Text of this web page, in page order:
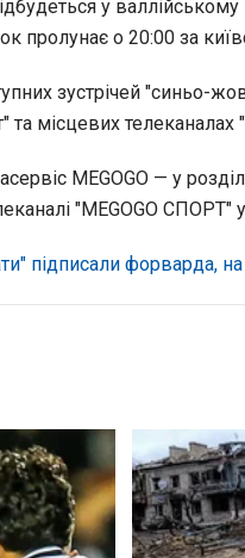
у валлійському
пролунає о 20:00 за
зустрічей "синьо-
місцевих телеканалах
MEGOGO — у
"MEGOGO СПОРТ"
підписали форварда,